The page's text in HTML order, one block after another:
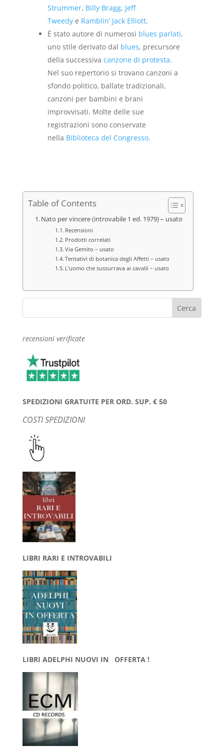
Strummer, Billy Bragg, Jeff
Tweedy e Ramblin’ Jack Elliott.
È stato autore di numerosi blues parlati,
uno stile derivato dal blues, precursore
della successiva canzone di protesta.
Nel suo repertorio si trovano canzoni a
sfondo politico, ballate tradizionali,
canzoni per bambini e brani
improvvisati. Molte delle sue
registrazioni sono conservate
nella Biblioteca del Congresso.
Table of Contents
Nato per vincere (introvabile 1 ed. 1979) – usato
Recensioni
Prodotti correlati
Via Gemito – usato
Tentativi di botanica degli Affetti – usato
L’uomo che sussurrava ai cavalli – usato
recensioni verificate
SPEDIZIONI GRATUITE PER ORD. SUP. € 50
COSTI SPEDIZIONI
LIBRI RARI E INTROVABILI
LIBRI ADELPHI NUOVI IN OFFERTA !